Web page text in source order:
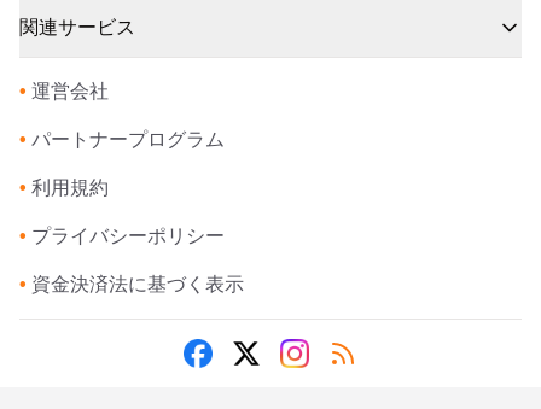
関連サービス
• 運営会社
• パートナープログラム
• 利用規約
• プライバシーポリシー
• 資金決済法に基づく表示